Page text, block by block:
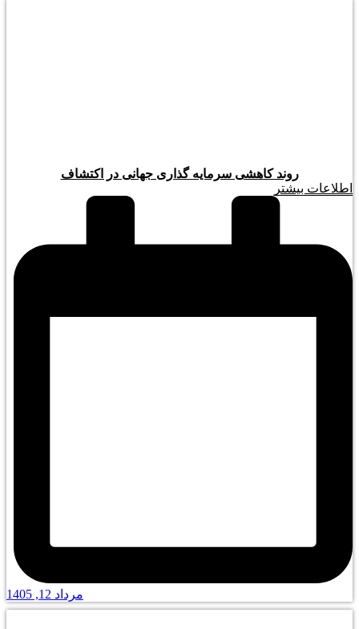
روند کاهشی سرمایه گذاری جهانی در اکتشاف
اطلاعات بیشتر
مرداد 12, 1405